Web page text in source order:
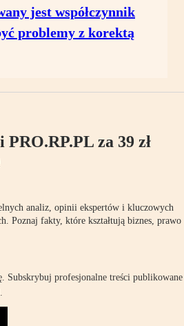
jest współczynnik
problemy z korektą
za 39 zł
analiz, opinii ekspertów i kluczowych
Poznaj fakty, które kształtują biznes, prawo
Subskrybuj profesjonalne treści publikowane